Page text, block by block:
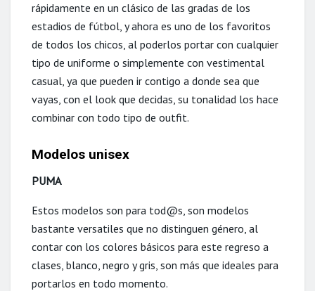
rápidamente en un clásico de las gradas de los
estadios de fútbol, y ahora es uno de los favoritos
de todos los chicos, al poderlos portar con cualquier
tipo de uniforme o simplemente con vestimental
casual, ya que pueden ir contigo a donde sea que
vayas, con el look que decidas, su tonalidad los hace
combinar con todo tipo de outfit.
Modelos unisex
PUMA
Estos modelos son para tod@s, son modelos
bastante versatiles que no distinguen género, al
contar con los colores básicos para este regreso a
clases, blanco, negro y gris, son más que ideales para
portarlos en todo momento.